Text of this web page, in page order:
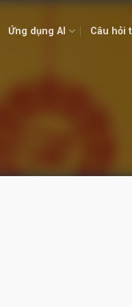
Ứng dụng AI Câu hỏi